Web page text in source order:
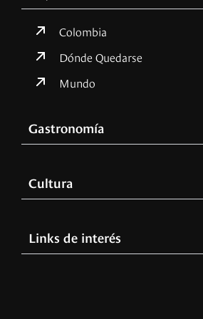
Colombia
Dónde Quedarse
Mundo
Gastronomía
Cultura
Links de interés